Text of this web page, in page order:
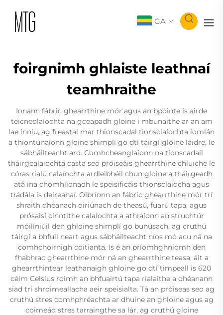
GA
foirgnimh ghlaiste leathnaí
teamhraithe
Ionann fábric ghearrthine mór agus an bpointe is airde
teicneolaíochta na gceapadh gloine i mbunaithe ar an am
lae inniu, ag freastal mar thionscadal tionsclaíochta iomlán
a thiontúnaíonn gloine shimplí go dtí táirgí gloine láidre, le
sábháilteacht ard. Comhcheanglaíonn na tionscadail
tháirgealaíochta casta seo próiseáis ghearrthine chluiche le
córas rialú calaíochta ardleibhéil chun gloine a tháirgeadh
atá ina chomhlíonadh le speisíficáis thionsclaíocha agus
trádála is deireanaí. Oibríonn an fábric ghearrthine mór trí
shraith dhéanach oiriúnach de theasú, fuarú tapa, agus
prósaisí cinntithe calaíochta a athraíonn an struchtúr
móilíniúil den ghloine shimplí go bunúsach, ag cruthú
táirgí a bhfuil neart agus sábháilteacht níos mó acu ná na
comhchoirnigh coitianta. Is é an príomhghníomh den
fhabhrac ghearrthine mór ná an ghearrthine teasa, áit a
ghearrthintear leathanaigh ghloine go dtí timpeall is 620
céim Celsius roimh an bhfuairtú tapa rialaithe a dhéanann
siad trí shroimeallacha aeir speisialta. Tá an próiseas seo ag
cruthú stres comhphréachta ar dhuine an ghloine agus ag
coimeád stres tarraingthe sa lár, ag cruthú gloine